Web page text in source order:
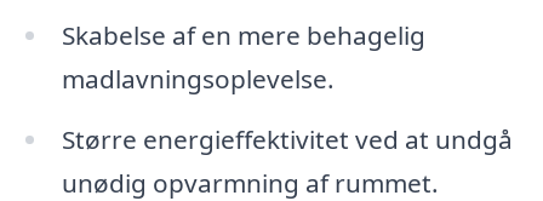
Skabelse af en mere behagelig
madlavningsoplevelse.
Større energieffektivitet ved at undgå
unødig opvarmning af rummet.